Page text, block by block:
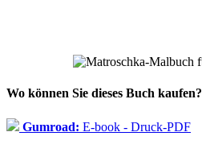
Wo können Sie dieses Buch kaufen?
Gumroad: E-book - Druck-PDF